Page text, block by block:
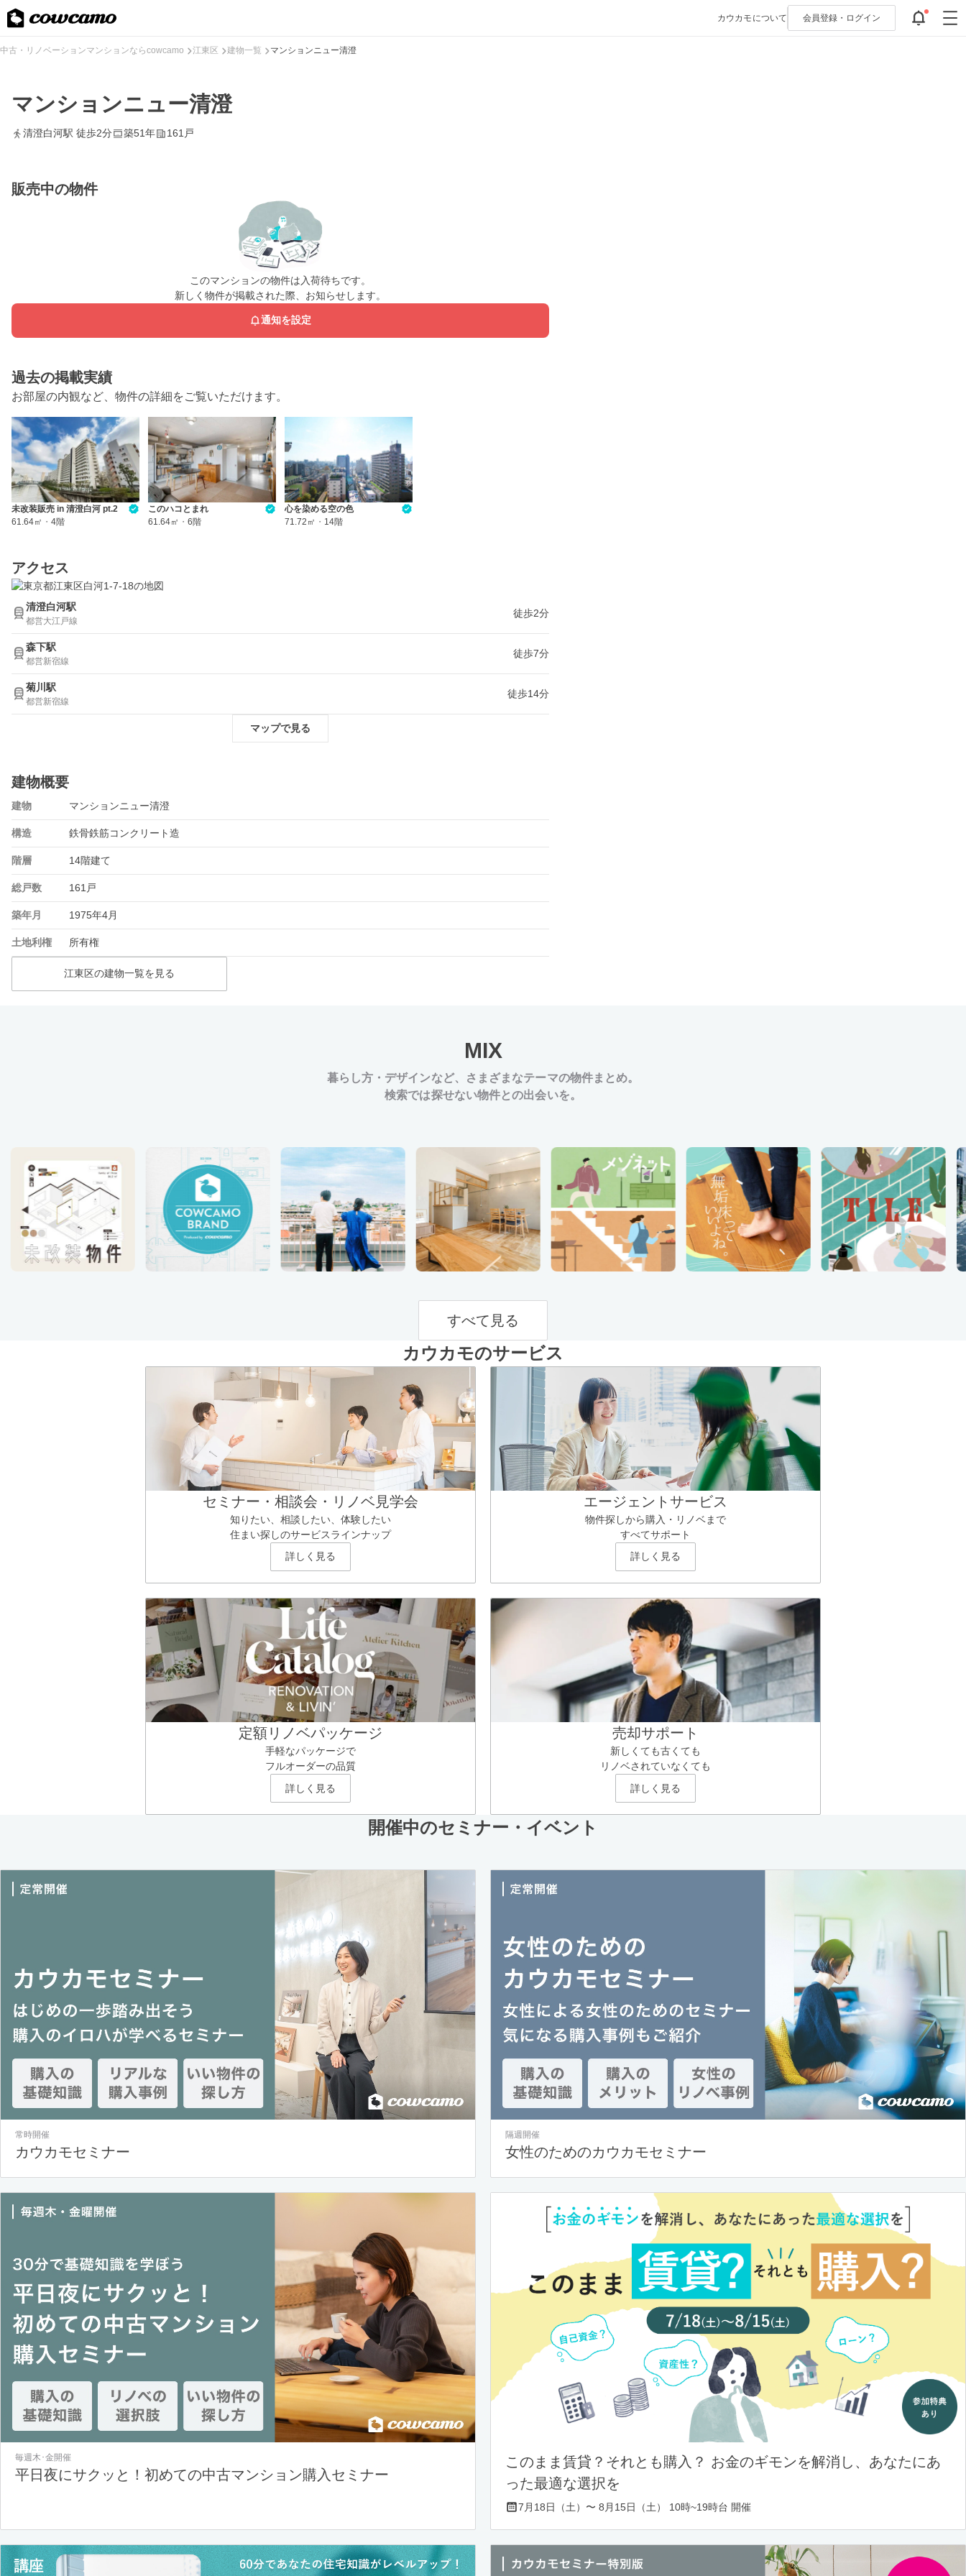
カウカモについて 会員登録・ ログイン
中古・リノベーションマンションならcowcamo 江東区 建物一覧 マンションニュー清澄
マンションニュー清澄
清澄白河駅 徒歩2分 築51年 161戸
販売中の物件
このマンションの物件は入荷待ちです。
新しく物件が掲載された際、お知らせします。
通知を設定
過去の掲載実績
お部屋の内観など、物件の詳細をご覧いただけます。
未改装販売 in 清澄白河 pt.2
61.64㎡ ・ 4階
このハコとまれ
61.64㎡ ・ 6階
心を染める空の色
71.72㎡ ・ 14階
アクセス
清澄白河駅
都営大江戸線
徒歩2分
森下駅
都営新宿線
徒歩7分
菊川駅
都営新宿線
徒歩14分
マップで見る
建物概要
建物 マンションニュー清澄
構造 鉄骨鉄筋コンクリート造
階層 14階建て
総戸数 161戸
築年月 1975年4月
土地利権 所有権
江東区の建物一覧を見る
MIX
暮らし方・デザインなど、
さまざまなテーマの物件まとめ。
検索では探せない物件との出会いを。
すべて見る
カウカモのサービス
セミナー・相談会・リノベ見学会
知りたい、相談したい、体験したい
住まい探しのサービスラインナップ
詳しく見る
エージェントサービス
物件探しから購入・リノベまで
すべてサポート
詳しく見る
定額リノベパッケージ
手軽なパッケージで
フルオーダーの品質
詳しく見る
売却サポート
新しくても古くても
リノベされていなくても
詳しく見る
開催中のセミナー・イベント
常時開催
カウカモセミナー
隔週開催
女性のためのカウカモセミナー
毎週木･金開催
平日夜にサクッと！初めての中古マンション購入セミナー
このまま賃貸？それとも購入？ お金のギモンを解消し、あなたにあ
った最適な選択を
7月18日（土）〜 8月15日（土） 10時~19時台 開催